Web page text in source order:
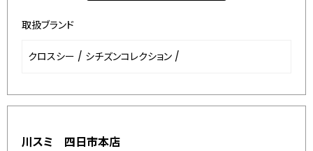
取扱ブランド
クロスシー / シチズンコレクション /
川スミ 四日市本店